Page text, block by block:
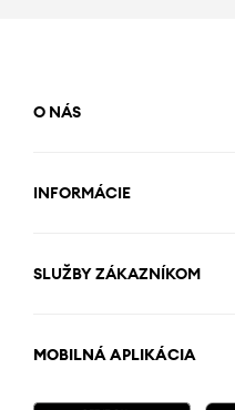
O NÁS
INFORMÁCIE
SLUŽBY ZÁKAZNÍKOM
MOBILNÁ APLIKÁCIA